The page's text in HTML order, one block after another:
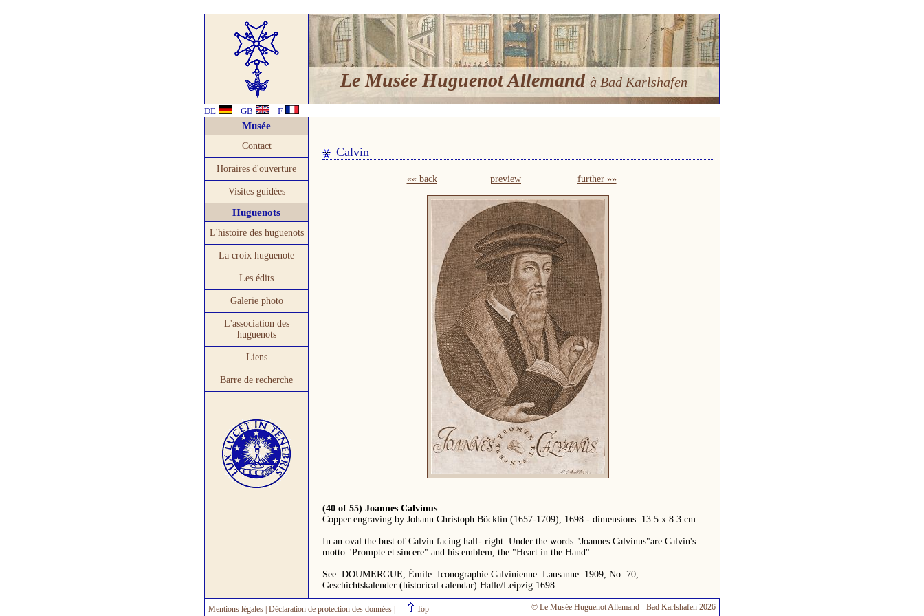
Le Musée Huguenot Allemand à Bad Karlshafen
DE GB F
Musée
Contact
Horaires d'ouverture
Visites guidées
Huguenots
L'histoire des huguenots
La croix huguenote
Les édits
Galerie photo
L'association des
huguenots
Liens
Barre de recherche
Calvin
«« back preview further »»
(40 of 55) Joannes Calvinus
Copper engraving by Johann Christoph Böcklin (1657-1709), 1698 - dimensions: 13.5 x 8.3 cm.
In an oval the bust of Calvin facing half- right. Under the words "Joannes Calvinus"are Calvin's
motto "Prompte et sincere" and his emblem, the "Heart in the Hand".
See: DOUMERGUE, Émile: Iconographie Calvinienne. Lausanne. 1909, No. 70,
Geschichtskalender (historical calendar) Halle/Leipzig 1698
Mentions légales Déclaration de protection des données Top © Le Musée Huguenot Allemand - Bad Karlshafen 2026